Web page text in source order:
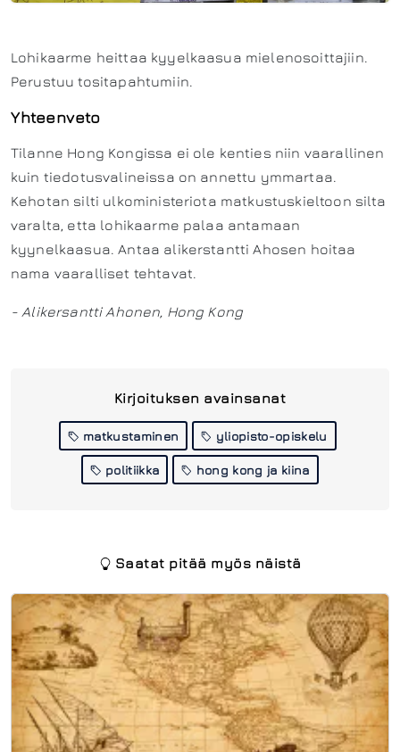
Lohikaarme heittaa kyyelkaasua mielenosoittajiin.
Perustuu tositapahtumiin.
Yhteenveto
Tilanne Hong Kongissa ei ole kenties niin vaarallinen
kuin tiedotusvalineissa on annettu ymmartaa.
Kehotan silti ulkoministeriota matkustuskieltoon silta
varalta, etta lohikaarme palaa antamaan
kyynelkaasua. Antaa alikerstantti Ahosen hoitaa
nama vaaralliset tehtavat.
- Alikersantti Ahonen, Hong Kong
Kirjoituksen avainsanat
matkustaminen yliopisto-opiskelu
politiikka hong kong ja kiina
Saatat pitää myös näistä